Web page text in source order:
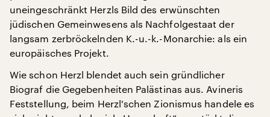
uneingeschränkt Herzls Bild des erwünschten
jüdischen Gemeinwesens als Nachfolgestaat der
langsam zerbröckelnden K.-u.-k.-Monarchie: als ein
europäisches Projekt.
Wie schon Herzl blendet auch sein gründlicher
Biograf die Gegebenheiten Palästinas aus. Avineris
Feststellung, beim Herzl'schen Zionismus handele es